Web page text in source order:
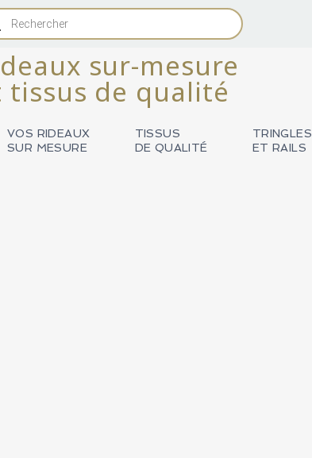
sur-mesure
tissus de qualité
VOS RIDEAUX
SUR MESURE
TISSUS
DE QUALITÉ
TRINGLES
ET RAILS